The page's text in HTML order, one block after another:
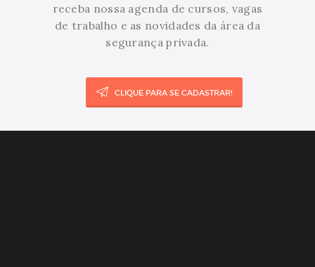
receba nossa agenda de cursos, vagas
de trabalho e as novidades da área da
segurança privada.
CLIQUE PARA SE CADASTRAR!